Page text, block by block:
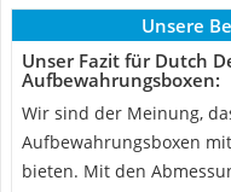
Unsere
Unser Fazit für Dutch
Aufbewahrungsboxen:
Wir sind der Meinung,
Aufbewahrungsboxen
bieten. Mit den